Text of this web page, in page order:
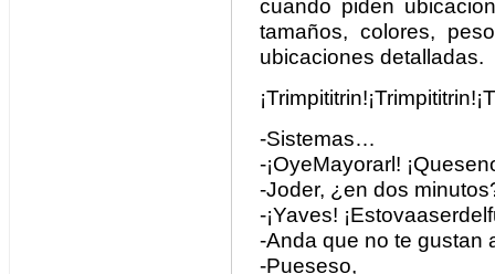
cuando piden
tamaños, colores,
ubicaciones detalladas.
-Sistemas…
-¡OyeMayorarl!
-Joder, ¿en dos
-¡Yaves!
-Anda que no te
-Pueseso,